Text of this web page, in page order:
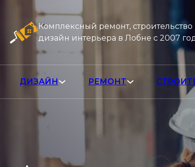
Комплексный ремонт, строительство
дизайн интерьера в Лобне с 2007
ДИЗАЙН РЕМОНТ